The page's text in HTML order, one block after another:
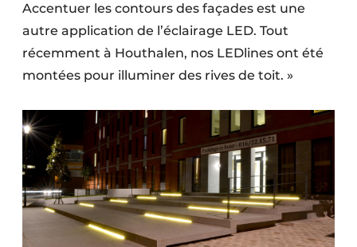
Accentuer les contours des façades est une
autre application de l’éclairage LED. Tout
récemment à Houthalen, nos LEDlines ont été
montées pour illuminer des rives de toit. »